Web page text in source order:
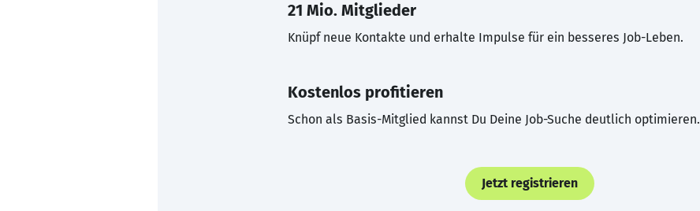
21 Mio. Mitglieder
Knüpf neue Kontakte und erhalte Impulse für ein besseres Job-Leben.
Kostenlos profitieren
Schon als Basis-Mitglied kannst Du Deine Job-Suche deutlich optimieren.
Jetzt registrieren